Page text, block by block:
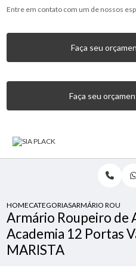
Entre em contato com um de nossos
Faça seu
Faça seu
HOMECATEGORIASARMÁRIO
Armário Roupeiro de
Academia 12 Portas
MARISTA